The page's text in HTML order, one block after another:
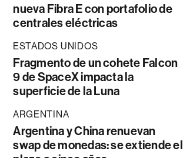
nueva Fibra E con portafolio de
centrales eléctricas
ESTADOS UNIDOS
Fragmento de un cohete Falcon
9 de SpaceX impacta la
superficie de la Luna
ARGENTINA
Argentina y China renuevan
swap de monedas: se extiende el